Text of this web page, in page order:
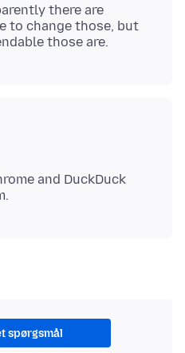
there are
to change those, but
and DuckDuck
spørgsmål